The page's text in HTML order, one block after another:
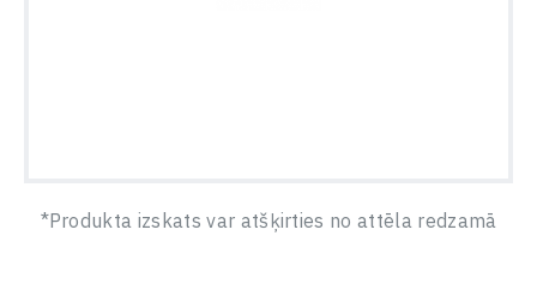
*Produkta izskats var atšķirties no attēla redzamā